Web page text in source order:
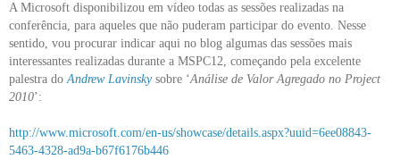
A Microsoft disponibilizou em vídeo todas as sessões realizadas na
conferência, para aqueles que não puderam participar do evento. Nesse
sentido, vou procurar indicar aqui no blog algumas das sessões mais
interessantes realizadas durante a MSPC12, começando pela excelente
palestra doAndrew Lavinskysobre ‘Análise de Valor Agregado no Project
2010’:
http://www.microsoft.com/en-us/showcase/details.aspx?uuid=6ee08843-
5463-4328-ad9a-b67f6176b446